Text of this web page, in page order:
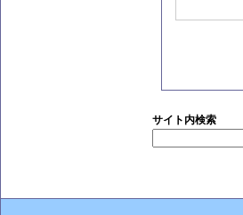
サイト内検索